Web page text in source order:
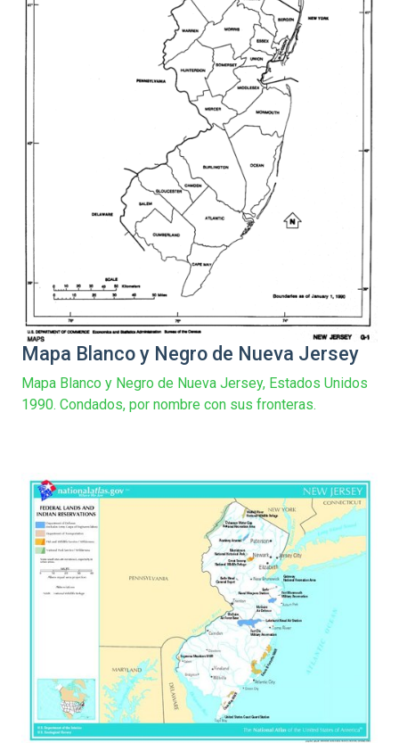
Mapa Blanco y Negro de Nueva Jersey
Mapa Blanco y Negro de Nueva Jersey, Estados Unidos
1990. Condados, por nombre con sus fronteras.